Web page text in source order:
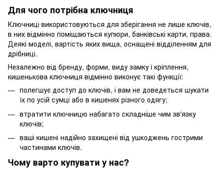
Для чого потрібна ключниця
Ключниці використовуються для зберігання не лише ключів,
в них відмінно поміщаються купюри, банківські карти, права.
Деякі моделі, вартість яких вища, оснащені відділенням для
дрібниці.
Незалежно від бренду, форми, виду замку і кріплення,
кишенькова ключниця відмінно виконує такі функції:
полегшує доступ до ключів, і вам не доведеться шукати
їх по усій сумці або в кишенях різного одягу;
втратити ключницю набагато складніше чим зв'язку
ключів;
ваші кишені надійно захищені від ушкоджень гострими
частинами ключів.
Чому варто купувати у нас?